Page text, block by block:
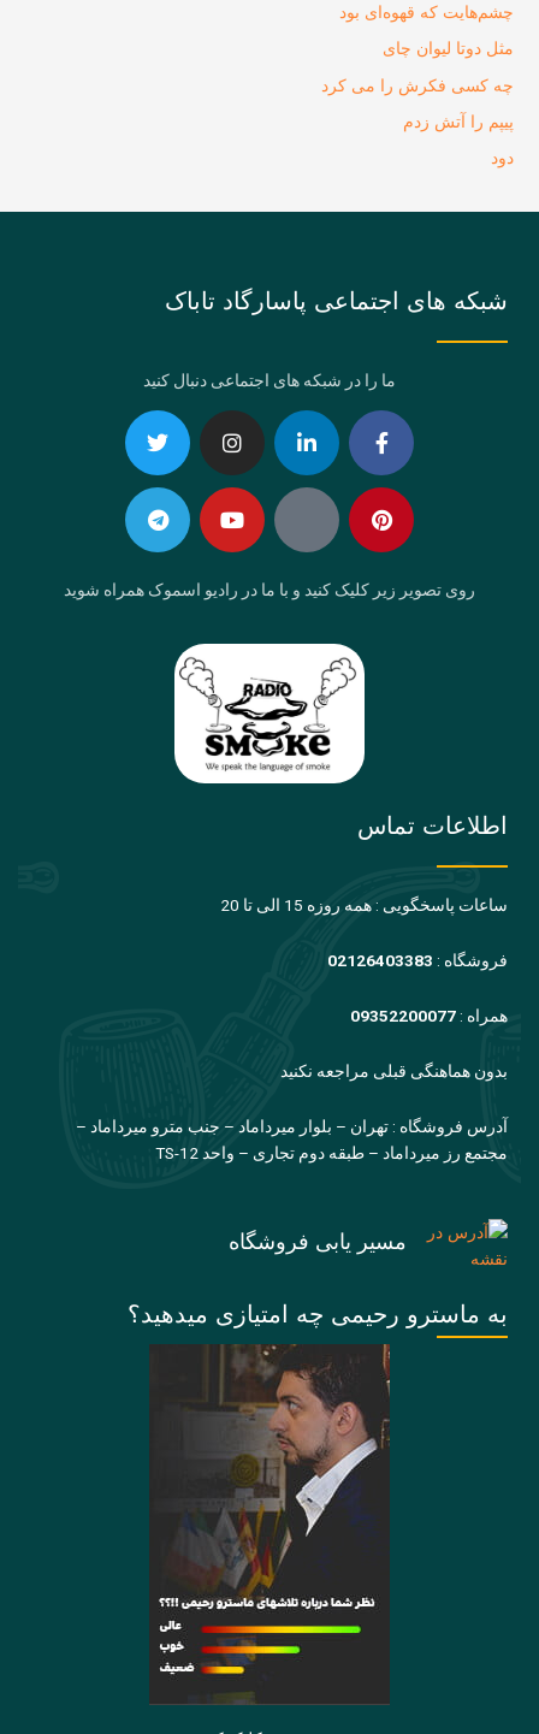
چشم‌هایت که قهوه‌ای بود
مثل دوتا لیوان چای
چه کسی فکرش را می‌ کرد
پیپم را آتش زدم
دود
شبکه های اجتماعی پاسارگاد تاباک
ما را در شبکه های اجتماعی دنبال کنید
Facebook-
f
Linkedin-
in
Instagram
Twitter Pinterest
Eaparat
Youtube
Telegram
روی تصویر زیر کلیک کنید و با ما در رادیو اسموک همراه شوید
اطلاعات تماس
ساعات پاسخگویی : همه روزه 15 الی تا 20
فروشگاه : 02126403383
همراه : 09352200077
بدون هماهنگی قبلی مراجعه نکنید
آدرس فروشگاه : تهران – بلوار میرداماد – جنب مترو میرداماد –
مجتمع رز میرداماد – طبقه دوم تجاری – واحد TS-12
مسیر یابی فروشگاه
به ماسترو رحیمی چه امتیازی میدهید؟